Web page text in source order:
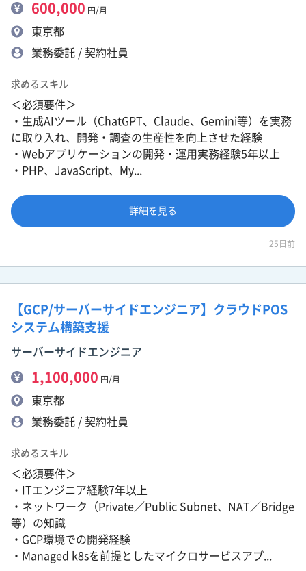
600,000 円/月
東京都
業務委託 / 契約社員
求めるスキル
＜必須要件＞
・生成AIツール（ChatGPT、Claude、Gemini等）を実務
に取り入れ、開発・調査の生産性を向上させた経験
・Webアプリケーションの開発・運用実務経験5年以上
・PHP、JavaScript、My...
詳細を見る
25日前
【GCP/サーバーサイドエンジニア】クラウドPOS
システム構築支援
サーバーサイドエンジニア
1,100,000 円/月
東京都
業務委託 / 契約社員
求めるスキル
＜必須要件＞
・ITエンジニア経験7年以上
・ネットワーク（Private／Public Subnet、NAT／Bridge
等）の知識
・GCP環境での開発経験
・Managed k8sを前提としたマイクロサービスアプ...